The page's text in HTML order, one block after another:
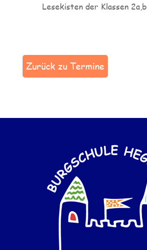
Lesekisten der Klassen 2a,b
Zurück zu Termine